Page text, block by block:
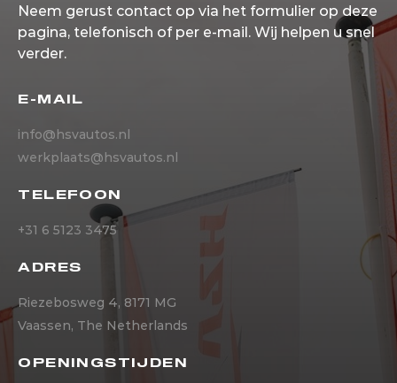
Neem gerust contact op via het formulier op deze
pagina, telefonisch of per e-mail. Wij helpen u snel
verder.
E-MAIL
info@hsvautos.nl
werkplaats@hsvautos.nl
TELEFOON
+31 6 5123 3475
ADRES
Riezebosweg 4, 8171 MG
Vaassen, The Netherlands
OPENINGSTIJDEN